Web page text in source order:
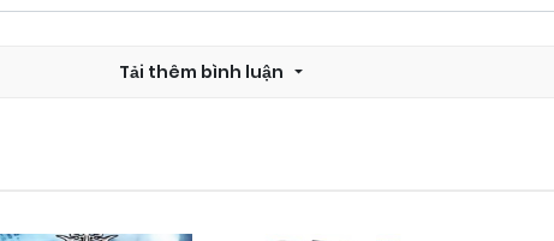
Tải thêm bình luận